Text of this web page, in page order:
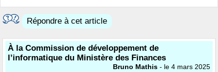
Répondre à cet article
À la Commission de développement de
l’informatique du Ministère des Finances
Bruno Mathis - le 4 mars 2025